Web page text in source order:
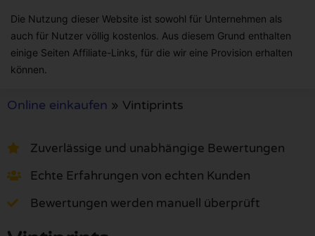
Die Nutzung dieser Website ist sowohl für Unternehmen als
auch für Nutzer völlig kostenlos. Aus diesem Grund enthalten
einige Seiten Affiliate-Links, für die wir eine Provision erhalten
können.
Online einkaufen » Vintiprints
Zuverlässige und unabhängige Bewertungen
Echte Erfahrungen von echten Kunden
Bewertungen werden manuell überprüft